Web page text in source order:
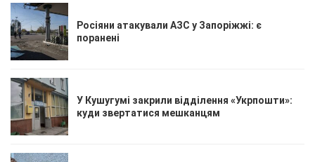
Росіяни атакували АЗС у Запоріжжі: є
поранені
У Кушугумі закрили відділення «Укрпошти»:
куди звертатися мешканцям